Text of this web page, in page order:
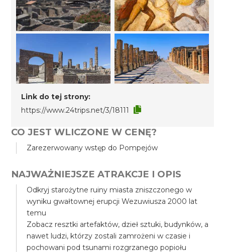
Link do tej strony:
https://www.24trips.net/3/18111
CO JEST WLICZONE W CENĘ?
Zarezerwowany wstęp do Pompejów
NAJWAŻNIEJSZE ATRAKCJE I OPIS
Odkryj starożytne ruiny miasta zniszczonego w
wyniku gwałtownej erupcji Wezuwiusza 2000 lat
temu
Zobacz resztki artefaktów, dzieł sztuki, budynków, a
nawet ludzi, którzy zostali zamrożeni w czasie i
pochowani pod tsunami rozgrzanego popiołu